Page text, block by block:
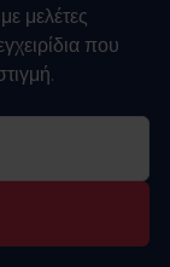
μελέτες
που